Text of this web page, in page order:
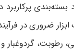
بسته‌بندی
ضروری در
رطوبت، گردوغبار